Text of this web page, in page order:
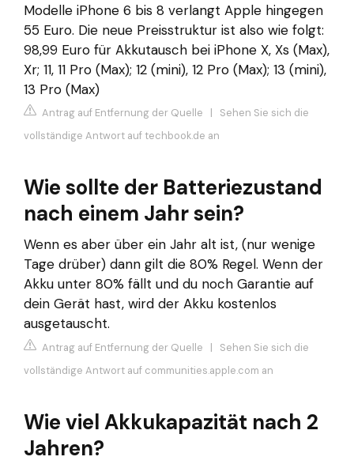
Modelle iPhone 6 bis 8 verlangt Apple hingegen
55 Euro. Die neue Preisstruktur ist also wie folgt:
98,99 Euro für Akkutausch bei iPhone X, Xs (Max),
Xr; 11, 11 Pro (Max); 12 (mini), 12 Pro (Max); 13 (mini),
13 Pro (Max)
Antrag auf Entfernung der Quelle | Sehen Sie sich die
vollständige Antwort auf techbook.de an
Wie sollte der Batteriezustand
nach einem Jahr sein?
Wenn es aber über ein Jahr alt ist, (nur wenige
Tage drüber) dann gilt die 80% Regel. Wenn der
Akku unter 80% fällt und du noch Garantie auf
dein Gerät hast, wird der Akku kostenlos
ausgetauscht.
Antrag auf Entfernung der Quelle | Sehen Sie sich die
vollständige Antwort auf communities.apple.com an
Wie viel Akkukapazität nach 2
Jahren?